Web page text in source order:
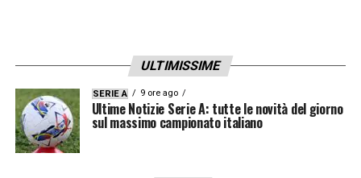
ULTIMISSIME
SERIE A 9 ore ago
Ultime Notizie Serie A: tutte le novità del giorno
sul massimo campionato italiano